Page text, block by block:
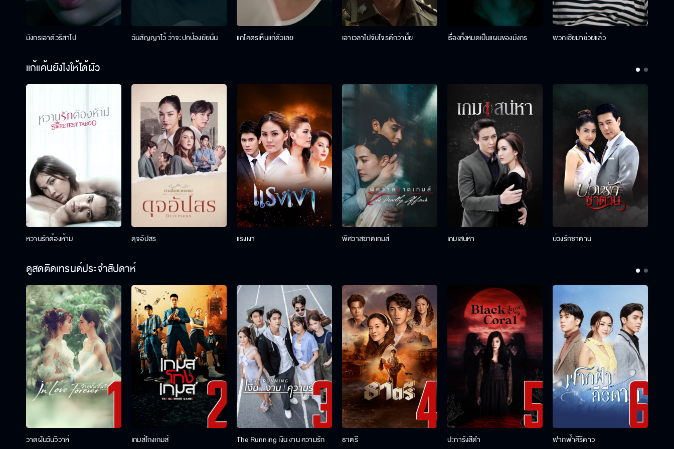
มังกรเอาตัวริสาไป ฉันสัญญาไว้ ว่าจะปกป้องยัยนั่น แกโคตรเห็นแก่ตัวเลย เอาเวลาไปจับโจรดีกว่ามั้ย เรื่องทั้งหมดเป็นแผนของมังกร พวกเฮียมาช่วยแล้ว
แก้แค้นยังไงให้ได้ผัว
หวานรักต้องห้าม ดุจอัปสร แรงเงา พิศวาสฆาตเกมส์ เกมเสน่หา บ่วงรักซาตาน
ดูสดติดเทรนด์ประจำสัปดาห์
วาดฝันวันวิวาห์ เกมส์โกงเกมส์ The Running เงิน งาน ความรัก ธาตรี ปะการังสีดำ ฟากฟ้าคีรีดาว